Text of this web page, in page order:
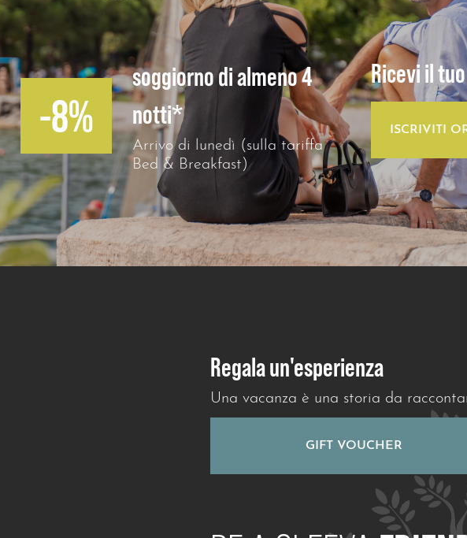
-8%
soggiorno di almeno 4
notti*
Arrivo di lunedì (sulla tariffa
Bed & Breakfast)
Ricevi il
ISCRIVITI
Regala un'esperienza
Una vacanza è una storia da
GIFT VOUCHER